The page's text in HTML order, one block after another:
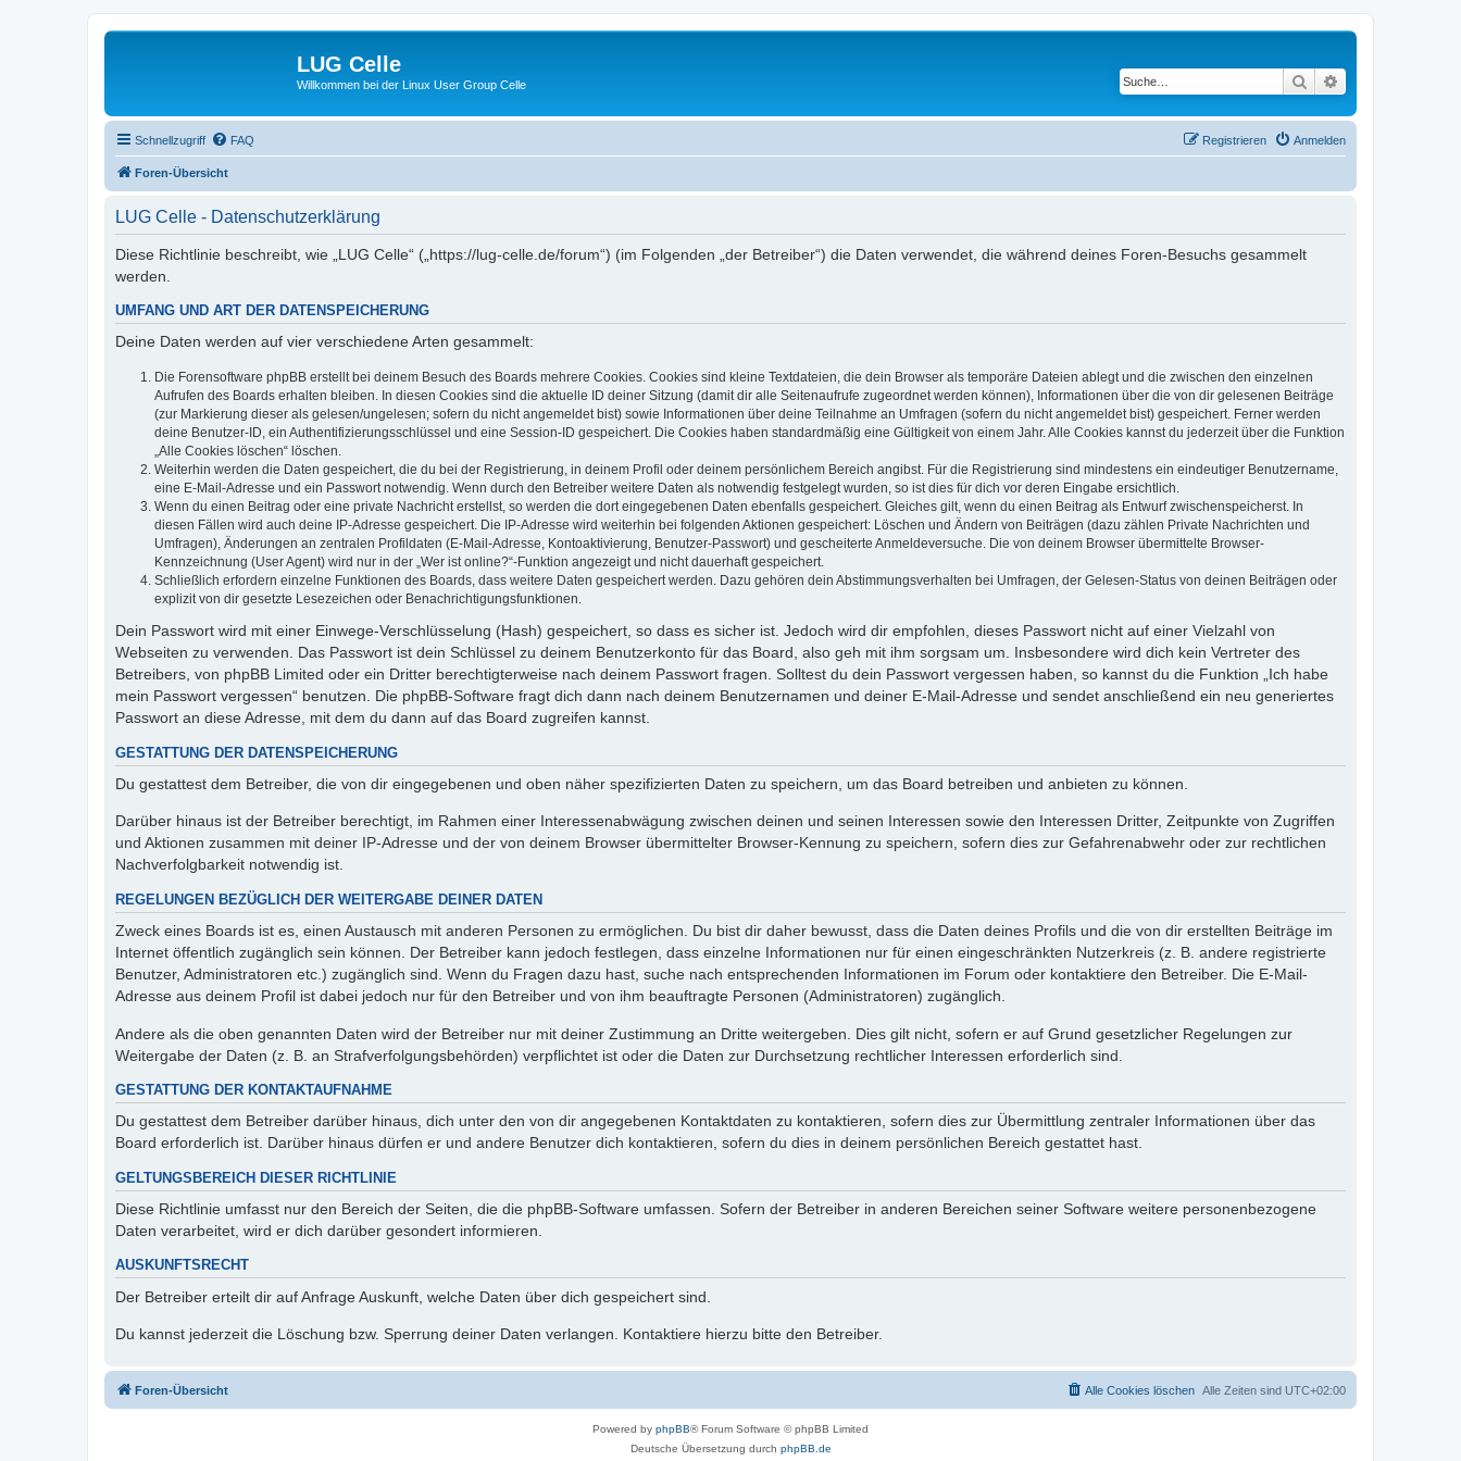
LUG Celle
Willkommen bei der Linux User Group Celle Suche
Schnellzugriff FAQ Anmelden
Registrieren
Foren-Übersicht
LUG Celle - Datenschutzerklärung
Diese Richtlinie beschreibt, wie „LUG Celle“ („https://lug-celle.de/forum“) (im Folgenden „der Betreiber“) die Daten verwendet, die während deines Foren-Besuchs gesammelt
werden.
UMFANG UND ART DER DATENSPEICHERUNG
Deine Daten werden auf vier verschiedene Arten gesammelt:
Die Forensoftware phpBB erstellt bei deinem Besuch des Boards mehrere Cookies. Cookies sind kleine Textdateien, die dein Browser als temporäre Dateien ablegt und die zwischen den einzelnen
Aufrufen des Boards erhalten bleiben. In diesen Cookies sind die aktuelle ID deiner Sitzung (damit dir alle Seitenaufrufe zugeordnet werden können), Informationen über die von dir gelesenen Beiträge
(zur Markierung dieser als gelesen/ungelesen; sofern du nicht angemeldet bist) sowie Informationen über deine Teilnahme an Umfragen (sofern du nicht angemeldet bist) gespeichert. Ferner werden
deine Benutzer-ID, ein Authentifizierungsschlüssel und eine Session-ID gespeichert. Die Cookies haben standardmäßig eine Gültigkeit von einem Jahr. Alle Cookies kannst du jederzeit über die Funktion
„Alle Cookies löschen“ löschen.
Weiterhin werden die Daten gespeichert, die du bei der Registrierung, in deinem Profil oder deinem persönlichem Bereich angibst. Für die Registrierung sind mindestens ein eindeutiger Benutzername,
eine E-Mail-Adresse und ein Passwort notwendig. Wenn durch den Betreiber weitere Daten als notwendig festgelegt wurden, so ist dies für dich vor deren Eingabe ersichtlich.
Wenn du einen Beitrag oder eine private Nachricht erstellst, so werden die dort eingegebenen Daten ebenfalls gespeichert. Gleiches gilt, wenn du einen Beitrag als Entwurf zwischenspeicherst. In
diesen Fällen wird auch deine IP-Adresse gespeichert. Die IP-Adresse wird weiterhin bei folgenden Aktionen gespeichert: Löschen und Ändern von Beiträgen (dazu zählen Private Nachrichten und
Umfragen), Änderungen an zentralen Profildaten (E-Mail-Adresse, Kontoaktivierung, Benutzer-Passwort) und gescheiterte Anmeldeversuche. Die von deinem Browser übermittelte Browser-
Kennzeichnung (User Agent) wird nur in der „Wer ist online?“-Funktion angezeigt und nicht dauerhaft gespeichert.
Schließlich erfordern einzelne Funktionen des Boards, dass weitere Daten gespeichert werden. Dazu gehören dein Abstimmungsverhalten bei Umfragen, der Gelesen-Status von deinen Beiträgen oder
explizit von dir gesetzte Lesezeichen oder Benachrichtigungsfunktionen.
Dein Passwort wird mit einer Einwege-Verschlüsselung (Hash) gespeichert, so dass es sicher ist. Jedoch wird dir empfohlen, dieses Passwort nicht auf einer Vielzahl von
Webseiten zu verwenden. Das Passwort ist dein Schlüssel zu deinem Benutzerkonto für das Board, also geh mit ihm sorgsam um. Insbesondere wird dich kein Vertreter des
Betreibers, von phpBB Limited oder ein Dritter berechtigterweise nach deinem Passwort fragen. Solltest du dein Passwort vergessen haben, so kannst du die Funktion „Ich habe
mein Passwort vergessen“ benutzen. Die phpBB-Software fragt dich dann nach deinem Benutzernamen und deiner E-Mail-Adresse und sendet anschließend ein neu generiertes
Passwort an diese Adresse, mit dem du dann auf das Board zugreifen kannst.
GESTATTUNG DER DATENSPEICHERUNG
Du gestattest dem Betreiber, die von dir eingegebenen und oben näher spezifizierten Daten zu speichern, um das Board betreiben und anbieten zu können.
Darüber hinaus ist der Betreiber berechtigt, im Rahmen einer Interessenabwägung zwischen deinen und seinen Interessen sowie den Interessen Dritter, Zeitpunkte von Zugriffen
und Aktionen zusammen mit deiner IP-Adresse und der von deinem Browser übermittelter Browser-Kennung zu speichern, sofern dies zur Gefahrenabwehr oder zur rechtlichen
Nachverfolgbarkeit notwendig ist.
REGELUNGEN BEZÜGLICH DER WEITERGABE DEINER DATEN
Zweck eines Boards ist es, einen Austausch mit anderen Personen zu ermöglichen. Du bist dir daher bewusst, dass die Daten deines Profils und die von dir erstellten Beiträge im
Internet öffentlich zugänglich sein können. Der Betreiber kann jedoch festlegen, dass einzelne Informationen nur für einen eingeschränkten Nutzerkreis (z. B. andere registrierte
Benutzer, Administratoren etc.) zugänglich sind. Wenn du Fragen dazu hast, suche nach entsprechenden Informationen im Forum oder kontaktiere den Betreiber. Die E-Mail-
Adresse aus deinem Profil ist dabei jedoch nur für den Betreiber und von ihm beauftragte Personen (Administratoren) zugänglich.
Andere als die oben genannten Daten wird der Betreiber nur mit deiner Zustimmung an Dritte weitergeben. Dies gilt nicht, sofern er auf Grund gesetzlicher Regelungen zur
Weitergabe der Daten (z. B. an Strafverfolgungsbehörden) verpflichtet ist oder die Daten zur Durchsetzung rechtlicher Interessen erforderlich sind.
GESTATTUNG DER KONTAKTAUFNAHME
Du gestattest dem Betreiber darüber hinaus, dich unter den von dir angegebenen Kontaktdaten zu kontaktieren, sofern dies zur Übermittlung zentraler Informationen über das
Board erforderlich ist. Darüber hinaus dürfen er und andere Benutzer dich kontaktieren, sofern du dies in deinem persönlichen Bereich gestattet hast.
GELTUNGSBEREICH DIESER RICHTLINIE
Diese Richtlinie umfasst nur den Bereich der Seiten, die die phpBB-Software umfassen. Sofern der Betreiber in anderen Bereichen seiner Software weitere personenbezogene
Daten verarbeitet, wird er dich darüber gesondert informieren.
AUSKUNFTSRECHT
Der Betreiber erteilt dir auf Anfrage Auskunft, welche Daten über dich gespeichert sind.
Du kannst jederzeit die Löschung bzw. Sperrung deiner Daten verlangen. Kontaktiere hierzu bitte den Betreiber.
Foren-Übersicht Alle Zeiten sind UTC+02:00
Alle Cookies löschen
Powered by phpBB® Forum Software © phpBB Limited
Deutsche Übersetzung durch phpBB.de